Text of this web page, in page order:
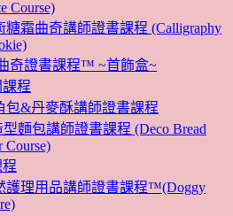
Course)
糖霜曲奇講師證書課程 (Calligraphy
奇證書課程™ ~首飾盒~
程
包&丹麥酥講師證書課程
麵包講師證書課程 (Deco Bread
Course)
護理用品講師證書課程™(Doggy